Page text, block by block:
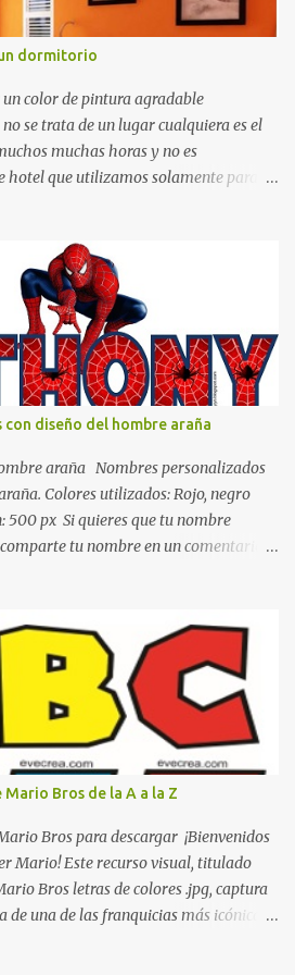
dormitorio
color de pintura agradable
se trata de un lugar cualquiera es el
muchas horas y no es
hotel que utilizamos solamente para
vista. Te mostramos algunas
la elegancia y estilo que buscas
naranja es una buena opción para
todo ser humano necesita. El color
el relax total, es un color que va con
limpio que te dará esa sensación
son excelentes para usar en el
sensación de tranquilidad y confort. El
y por lo tanto entra en la lista
diseño del hombre araña
araña Nombres personalizados
Colores utilizados: Rojo, negro
500 px Si quieres que tu nombre
tu nombre en un comentario y
Cama con diseño de ring de
de fiestas infantiles Cosas bonitas
de coche
Bros de la A a la Z
Bros para descargar ¡Bienvenidos
Mario! Este recurso visual, titulado
Bros letras de colores .jpg, captura
de una de las franquicias más icónicas